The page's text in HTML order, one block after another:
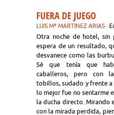
FUERA DE JUEGO
LUIS Mª MARTINEZ ARIAS ·
Otra noche de hotel, sin
espera de un resultado,
desvanece como las
Sé que tenía que
caballeros, pero con
tobillos, sudado y frente
lo mejor fue no sentarme
la ducha directo. Mirando
con la mirada perdida,